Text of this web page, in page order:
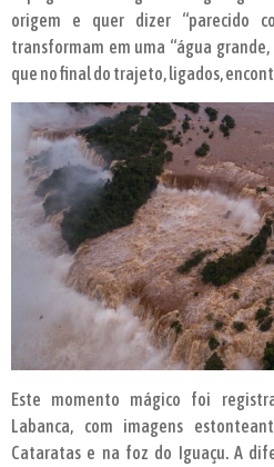
origem e quer dizer “parecido
transformam em uma “água grande,
que no final do trajeto, ligados,
Este momento mágico foi
Labanca, com imagens
Cataratas e na foz do Iguaçu. A